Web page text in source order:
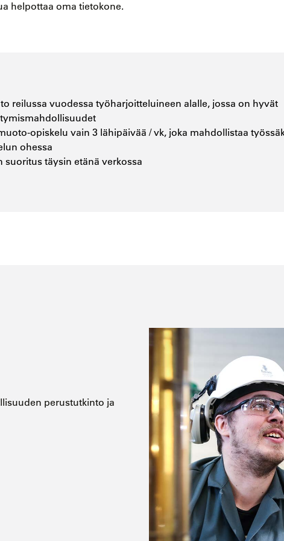
helpottaa oma tietokone.
reilussa vuodessa työharjoitteluineen alalle, jossa on hyvät
opiskelu vain 3 lähipäivää / vk, joka mahdollistaa
ohessa
suoritus täysin etänä verkossa
perustutkinto ja